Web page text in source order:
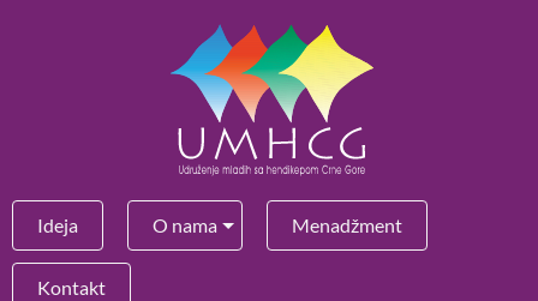
Ideja O nama Menadžment
Kontakt